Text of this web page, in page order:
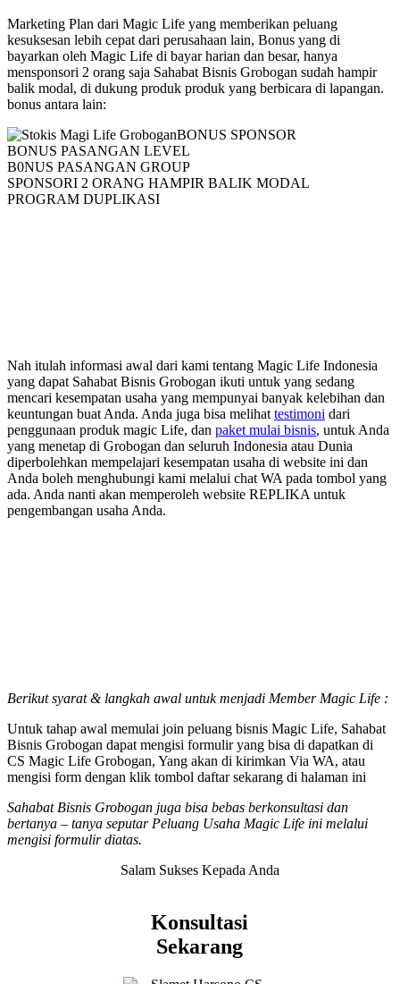
Marketing Plan dari Magic Life yang memberikan peluang
kesuksesan lebih cepat dari perusahaan lain, Bonus yang di
bayarkan oleh Magic Life di bayar harian dan besar, hanya
mensponsori 2 orang saja Sahabat Bisnis Grobogan sudah hampir
balik modal, di dukung produk produk yang berbicara di lapangan.
bonus antara lain:
BONUS SPONSOR
BONUS PASANGAN LEVEL
B0NUS PASANGAN GROUP
SPONSORI 2 ORANG HAMPIR BALIK MODAL
PROGRAM DUPLIKASI
Nah itulah informasi awal dari kami tentang Magic Life Indonesia
yang dapat Sahabat Bisnis Grobogan ikuti untuk yang sedang
mencari kesempatan usaha yang mempunyai banyak kelebihan dan
keuntungan buat Anda. Anda juga bisa melihat testimoni dari
penggunaan produk magic Life, dan paket mulai bisnis, untuk Anda
yang menetap di Grobogan dan seluruh Indonesia atau Dunia
diperbolehkan mempelajari kesempatan usaha di website ini dan
Anda boleh menghubungi kami melalui chat WA pada tombol yang
ada. Anda nanti akan memperoleh website REPLIKA untuk
pengembangan usaha Anda.
Berikut syarat & langkah awal untuk menjadi Member Magic Life :
Untuk tahap awal memulai join peluang bisnis Magic Life, Sahabat
Bisnis Grobogan dapat mengisi formulir yang bisa di dapatkan di
CS Magic Life Grobogan, Yang akan di kirimkan Via WA, atau
mengisi form dengan klik tombol daftar sekarang di halaman ini
Sahabat Bisnis Grobogan juga bisa bebas berkonsultasi dan
bertanya – tanya seputar Peluang Usaha Magic Life ini melalui
mengisi formulir diatas.
Salam Sukses Kepada Anda
Konsultasi
Sekarang